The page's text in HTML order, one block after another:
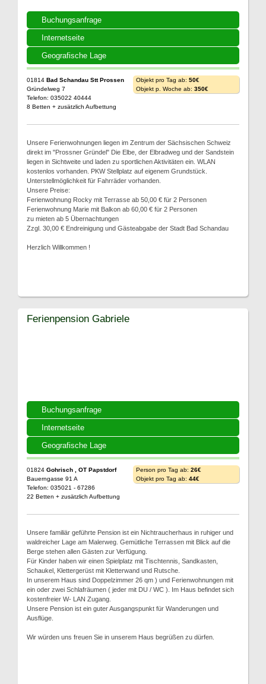
Buchungsanfrage
Internetseite
Geografische Lage
01814 Bad Schandau Stt Prossen
Gründelweg 7
Telefon: 035022 40444
8 Betten + zusätzlich Aufbettung
Objekt pro Tag ab: 50€
Objekt p. Woche ab: 350€
Unsere Ferienwohnungen liegen im Zentrum der Sächsischen Schweiz
direkt im "Prossner Gründel" Die Elbe, der Elbradweg und der Sandstein
liegen in Sichtweite und laden zu sportlichen Aktivitäten ein. WLAN
kostenlos vorhanden. PKW Stellplatz auf eigenem Grundstück.
Unterstellmöglichkeit für Fahrräder vorhanden.
Unsere Preise:
Ferienwohnung Rocky mit Terrasse ab 50,00 € für 2 Personen
Ferienwohnung Marie mit Balkon ab 60,00 € für 2 Personen
zu mieten ab 5 Übernachtungen
Zzgl. 30,00 € Endreinigung und Gästeabgabe der Stadt Bad Schandau
Herzlich Willkommen !
Buchungsanfrage
Internetseite
Geografische Lage
Ferienpension Gabriele
01824 Gohrisch , OT Papstdorf
Bauerngasse 91 A
Telefon: 035021 - 67286
22 Betten + zusätzlich Aufbettung
Person pro Tag ab: 26€
Objekt pro Tag ab: 44€
Unsere familiär geführte Pension ist ein Nichtraucherhaus in ruhiger und
waldreicher Lage am Malerweg. Gemütliche Terrassen mit Blick auf die
Berge stehen allen Gästen zur Verfügung.
Für Kinder haben wir einen Spielplatz mit Tischtennis, Sandkasten,
Schaukel, Klettergerüst mit Kletterwand und Rutsche.
In unserem Haus sind Doppelzimmer 26 qm ) und Ferienwohnungen mit
ein oder zwei Schlafräumen ( jeder mit DU / WC ). Im Haus befindet sich
kostenfreier W- LAN Zugang.
Unsere Pension ist ein guter Ausgangspunkt für Wanderungen und
Ausflüge.
Wir würden uns freuen Sie in unserem Haus begrüßen zu dürfen.